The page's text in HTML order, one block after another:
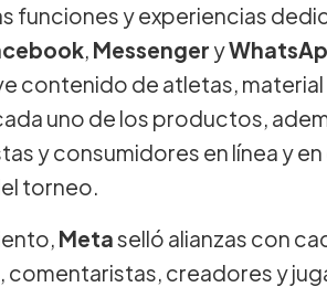
funciones y experiencias
, Messenger y
contenido de atletas,
uno de los productos,
y consumidores en línea y en
torneo.
Metaselló alianzas con
comentaristas, creadores y